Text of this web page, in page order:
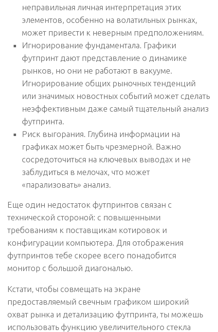
неправильная личная интерпретация этих
элементов, особенно на волатильных рынках,
может привести к неверным предположениям.
Игнорирование фундаментала. Графики
футпринт дают представление о динамике
рынков, но они не работают в вакууме.
Игнорирование общих рыночных тенденций
или значимых новостных событий может сделать
неэффективным даже самый тщательный анализ
футпринта.
Риск выгорания. Глубина информации на
графиках может быть чрезмерной. Важно
сосредоточиться на ключевых выводах и не
заблудиться в мелочах, что может
«парализовать» анализ.
Еще один недостаток футпринтов связан с
технической стороной: с повышенными
требованиям к поставщикам котировок и
конфигурации компьютера. Для отображения
футпринтов тебе скорее всего понадобится
монитор с большой диагональю.
Кстати, чтобы совмещать на экране
предоставляемый свечным графиком широкий
охват рынка и детализацию футпринта, ты можешь
использовать функцию увеличительного стекла